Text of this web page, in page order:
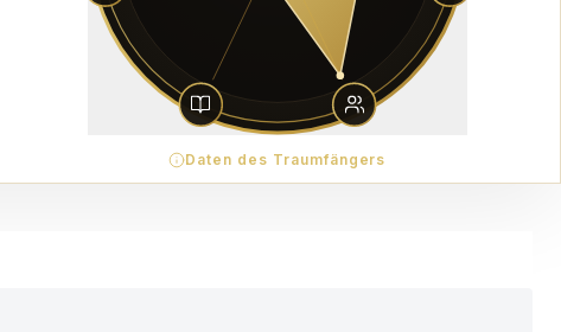
Daten des Traumfängers